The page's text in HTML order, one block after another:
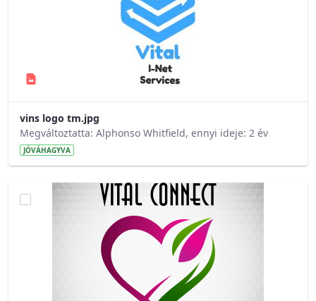
vins logo tm.jpg
Megváltoztatta: Alphonso Whitfield, ennyi ideje: 2 év
JÓVÁHAGYVA